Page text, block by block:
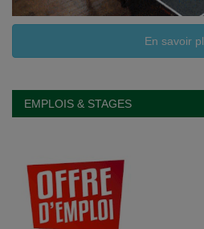
En savoir
EMPLOIS & STAGES